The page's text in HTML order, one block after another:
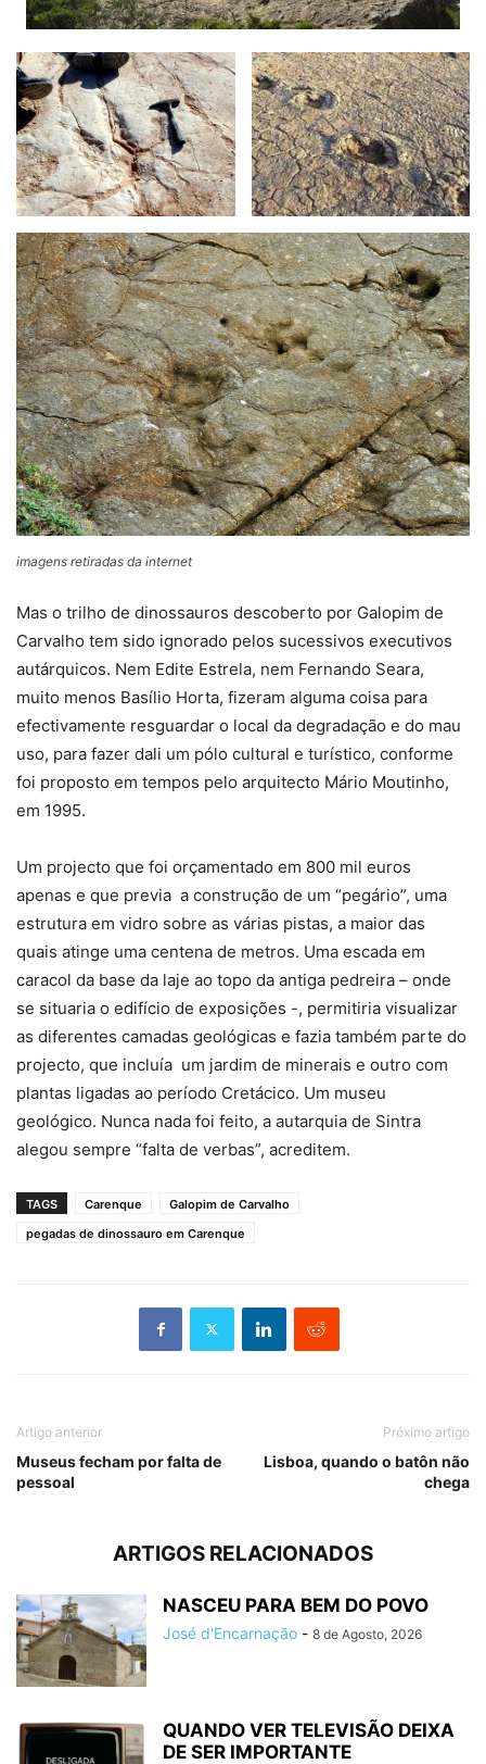
imagens retiradas da internet
Mas o trilho de dinossauros descoberto por Galopim de
Carvalho tem sido ignorado pelos sucessivos executivos
autárquicos. Nem Edite Estrela, nem Fernando Seara,
muito menos Basílio Horta, fizeram alguma coisa para
efectivamente resguardar o local da degradação e do mau
uso, para fazer dali um pólo cultural e turístico, conforme
foi proposto em tempos pelo arquitecto Mário Moutinho,
em 1995.
Um projecto que foi orçamentado em 800 mil euros
apenas e que previa a construção de um “pegário”, uma
estrutura em vidro sobre as várias pistas, a maior das
quais atinge uma centena de metros. Uma escada em
caracol da base da laje ao topo da antiga pedreira – onde
se situaria o edifício de exposições -, permitiria visualizar
as diferentes camadas geológicas e fazia também parte do
projecto, que incluía um jardim de minerais e outro com
plantas ligadas ao período Cretácico. Um museu
geológico. Nunca nada foi feito, a autarquia de Sintra
alegou sempre “falta de verbas”, acreditem.
TAGS Carenque
Galopim de Carvalho
pegadas de dinossauro em Carenque
Artigo anterior
Museus fecham por falta de
pessoal
Próximo artigo
Lisboa, quando o batôn não
chega
ARTIGOS RELACIONADOS
NASCEU PARA BEM DO POVO
José d'Encarnação - 8 de Agosto, 2026
QUANDO VER TELEVISÃO DEIXA
DE SER IMPORTANTE